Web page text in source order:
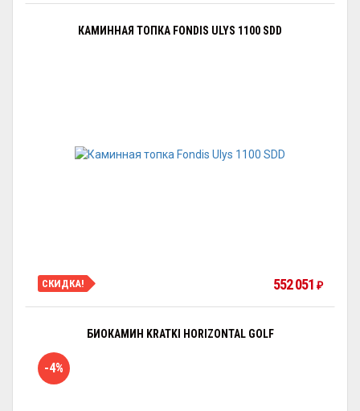
КАМИННАЯ ТОПКА FONDIS ULYS 1100 SDD
СКИДКА! 552 051 ₽
БИОКАМИН KRATKI HORIZONTAL GOLF
-4%